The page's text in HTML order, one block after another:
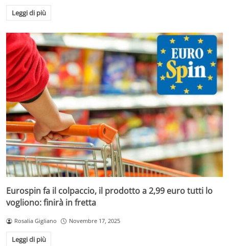
Leggi di più
Eurospin fa il colpaccio, il prodotto a 2,99 euro tutti lo
vogliono: finirà in fretta
Rosalia Gigliano Novembre 17, 2025
Leggi di più